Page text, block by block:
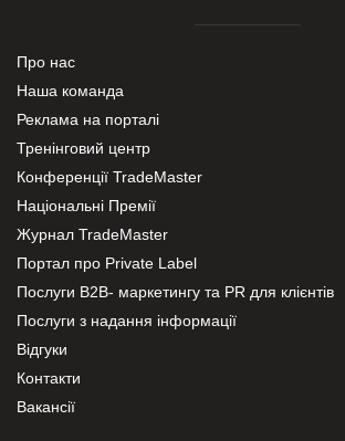
Про нас
Наша команда
Реклама на порталі
Тренінговий центр
Конференції TradeMaster
Національні Премії
Журнал TradeMaster
Портал про Private Label
Послуги В2В- маркетингу та PR для клієнтів
Послуги з надання інформації
Відгуки
Контакти
Вакансії